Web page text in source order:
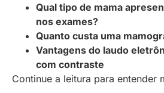
Qual tipo de mama
nos exames?
Quanto custa uma
Vantagens do laudo
com contraste
Continue a leitura para entender